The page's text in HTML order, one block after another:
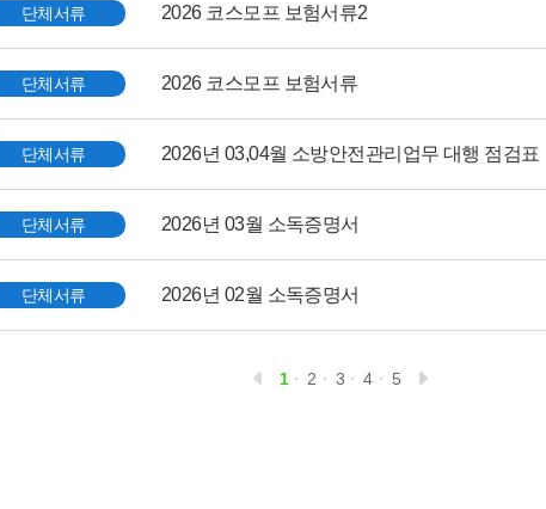
단체서류 2026 코스모프 보험서류2
단체서류 2026 코스모프 보험서류
단체서류 2026년 03,04월 소방안전관리업무 대행 점검표
단체서류 2026년 03월 소독증명서
단체서류 2026년 02월 소독증명서
1 2 3 4 5